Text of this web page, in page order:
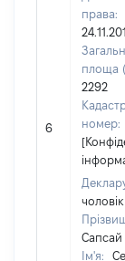
6
права:
площа
2292
номер:
чоловік
Сапсай
Ім'я: